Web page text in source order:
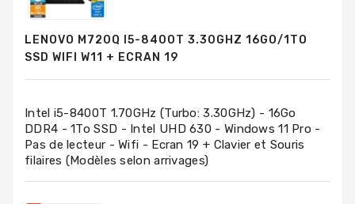
Durs
Composants
Composants
PC
Portables
LENOVO M720Q I5-8400T 3.30GHZ 16GO/1TO
SSD WIFI W11 + ECRAN 19
Intel i5-8400T 1.70GHz (Turbo: 3.30GHz) - 16Go
DDR4 - 1To SSD - Intel UHD 630 - Windows 11 Pro -
Pas de lecteur - Wifi - Ecran 19 + Clavier et Souris
filaires (Modèles selon arrivages)